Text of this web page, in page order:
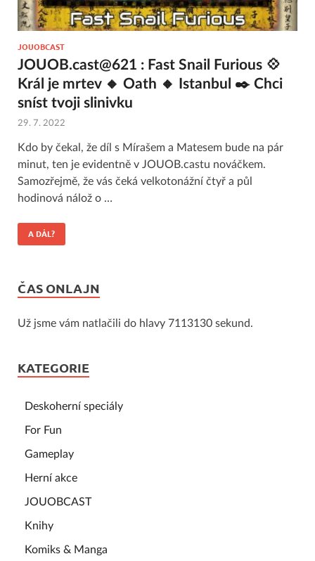
JOUOBCAST
JOUOB.cast@621 : Fast Snail Furious 💠
Král je mrtev 🔸 Oath 🔸 Istanbul ✒️ Chci
sníst tvoji slinivku
29. 7. 2022
Kdo by čekal, že díl s Mírašem a Matesem bude na pár
minut, ten je evidentně v JOUOB.castu nováčkem.
Samozřejmě, že vás čeká velkotonážní čtyř a půl
hodinová nálož o …
A DÁL?
ČAS ONLAJN
Už jsme vám natlačili do hlavy 7113130 sekund.
KATEGORIE
Deskoherní speciály
For Fun
Gameplay
Herní akce
JOUOBCAST
Knihy
Komiks & Manga